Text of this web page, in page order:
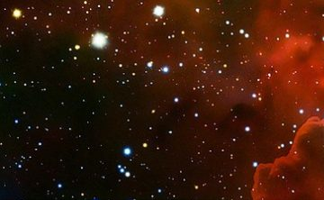
Skip
to
content